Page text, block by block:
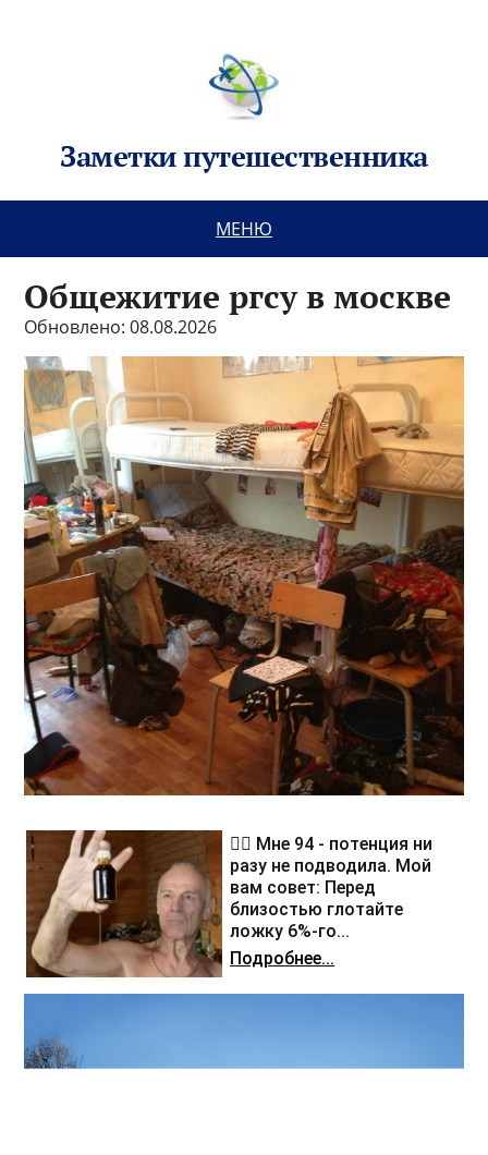
Заметки путешественника
МЕНЮ
Общежитие ргсу в москве
Обновлено: 08.08.2026
❤️‍🔥 Мне 94 - потенция ни
разу не подводила. Мой
вам совет: Перед
близостью глотайте
ложку 6%-го...
Подробнее...